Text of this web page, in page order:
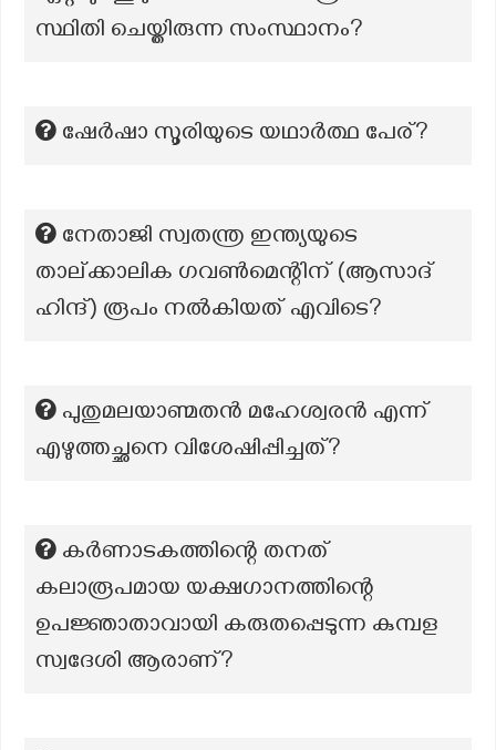
സ്ഥിതി ചെയ്തിരുന്ന സംസ്ഥാനം?
ഷേർഷാ സൂരിയുടെ യഥാർത്ഥ പേര്?
നേതാജി സ്വതന്ത്ര ഇന്ത്യയുടെ
താല്ക്കാലിക ഗവൺമെന്റിന് (ആസാദ്
ഹിന്ദ്) രൂപം നൽകിയത് എവിടെ?
പുതുമലയാണ്മതൻ മഹേശ്വരൻ എന്ന്
എഴുത്തച്ഛനെ വിശേഷിപ്പിച്ചത്?
കർണാടകത്തിന്റെ തനത്
കലാരൂപമായ യക്ഷഗാനത്തിന്റെ
ഉപജ്ഞാതാവായി കരുതപ്പെടുന്ന കുമ്പള
സ്വദേശി ആരാണ്?